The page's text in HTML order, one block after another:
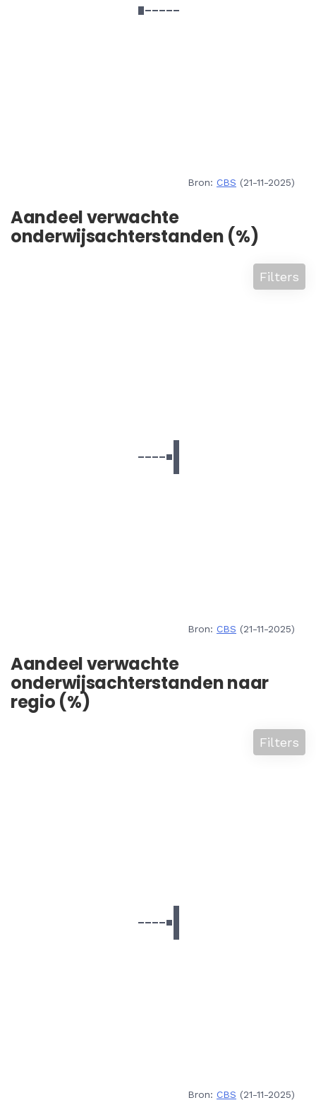
Bron: CBS (21-11-2025)
Aandeel verwachte
onderwijsachterstanden (%)
Filters
Bron: CBS (21-11-2025)
Aandeel verwachte
onderwijsachterstanden naar
regio (%)
Filters
Bron: CBS (21-11-2025)